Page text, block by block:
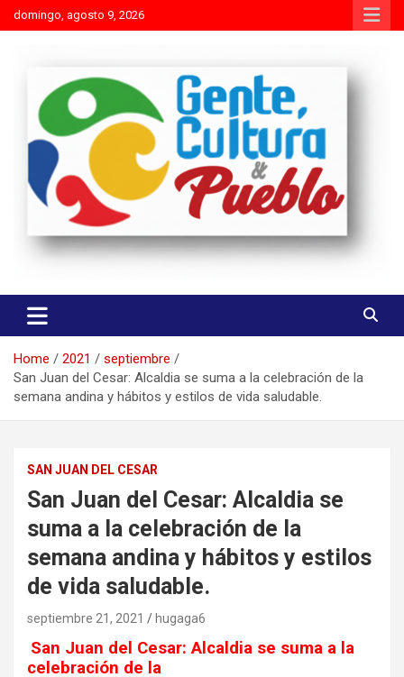
Skip
to
domingo, agosto 9, 2026
Gente Cultura y Pueblo
Home 2021
septiembre
San Juan del Cesar: Alcaldia se suma a la celebración de la
semana andina y hábitos y estilos de vida saludable.
SAN JUAN DEL CESAR
San Juan del Cesar: Alcaldia se
suma a la celebración de la
semana andina y hábitos y estilos
de vida saludable.
septiembre 21, 2021 hugaga6
San Juan del Cesar: Alcaldia se suma a la
celebración de la